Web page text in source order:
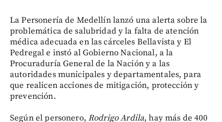
La Personería de Medellín lanzó una alerta sobre la
problemática de salubridad y la falta de atención
médica adecuada en las cárceles Bellavista y El
Pedregal e instó al Gobierno Nacional, a la
Procuraduría General de la Nación y a las
autoridades municipales y departamentales, para
que realicen acciones de mitigación, protección y
prevención.
Según el personero, Rodrigo Ardila, hay más de 400